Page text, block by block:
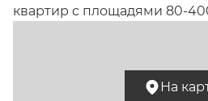
квартир с площадями 80-
Первомайская, 26» на 19
2005 году. Стены
На